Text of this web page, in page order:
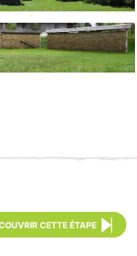
CETTE ÉTAPE